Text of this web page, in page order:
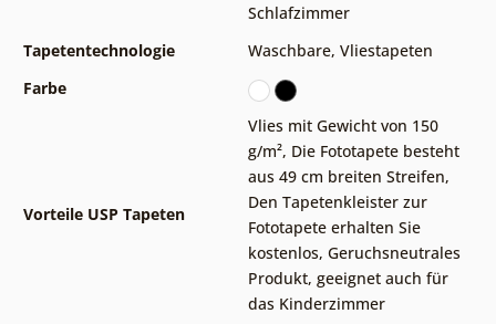
Schlafzimmer
Tapetentechnologie
Waschbare, Vliestapeten
Farbe
Vorteile USP Tapeten
Vlies mit Gewicht von 150
g/m², Die Fototapete besteht
aus 49 cm breiten Streifen,
Den Tapetenkleister zur
Fototapete erhalten Sie
kostenlos, Geruchsneutrales
Produkt, geeignet auch für
das Kinderzimmer